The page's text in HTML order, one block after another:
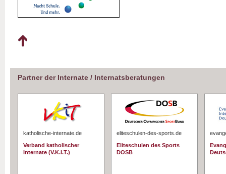
Partner der Internate / Internatsberatungen
katholische-internate.de
Verband katholischer
Internate (V.K.I.T.)
eliteschulen-des-sports.de
Eliteschulen des Sports
DOSB